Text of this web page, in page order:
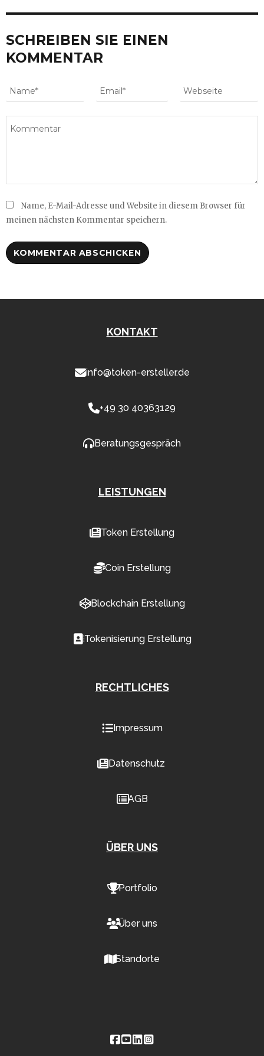
SCHREIBEN SIE EINEN
KOMMENTAR
Name, E-Mail-Adresse und Website in diesem Browser für
meinen nächsten Kommentar speichern.
KONTAKT
info@token-ersteller.de
+49 30 40363129
Beratungsgespräch
LEISTUNGEN
Token Erstellung
Coin Erstellung
Blockchain Erstellung
Tokenisierung Erstellung
RECHTLICHES
Impressum
Datenschutz
AGB
ÜBER UNS
Portfolio
Über uns
Standorte